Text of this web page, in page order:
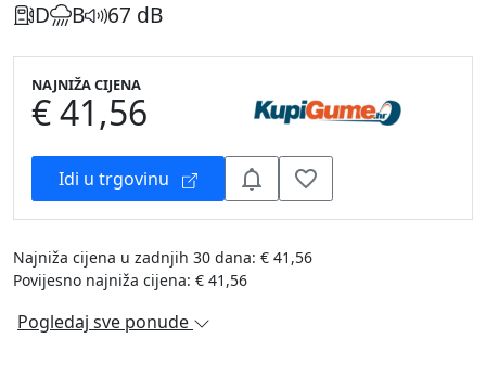
D B 67 dB
NAJNIŽA CIJENA
€ 41,56
Idi u trgovinu
Najniža cijena u zadnjih 30 dana: € 41,56
Povijesno najniža cijena: € 41,56
Pogledaj sve ponude